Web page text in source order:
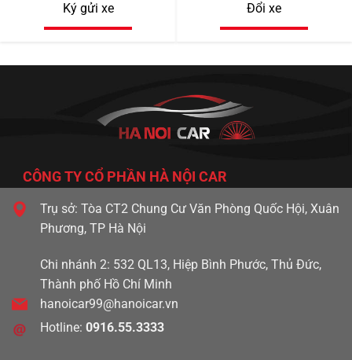
Ký gửi xe Đổi xe
CÔNG TY CỔ PHẦN HÀ NỘI CAR
Trụ sở: Tòa CT2 Chung Cư Văn Phòng Quốc Hội, Xuân
Phương, TP Hà Nội
Chi nhánh 2: 532 QL13, Hiệp Bình Phước, Thủ Đức,
Thành phố Hồ Chí Minh
hanoicar99@hanoicar.vn
Hotline: 0916.55.3333